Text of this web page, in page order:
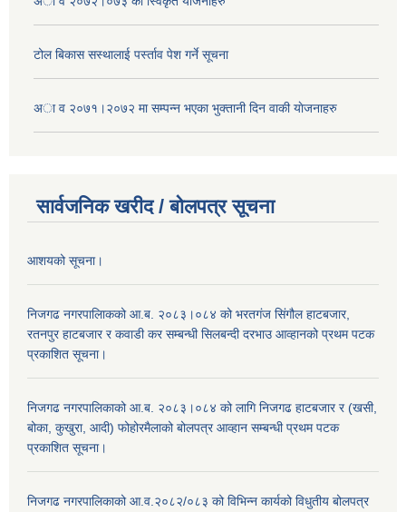
टोल बिकास स‌स्थालाई प‌र्स्ताव पेश गर्ने सूचना
अा‍ व २०७१।२०७२ मा सम्पन्न भएका भुक्तानी दिन वा‌की याेजनाहरु
सार्वजनिक खरीद / बोलपत्र सूचना
आशयको सूचना।
निजगढ नगरपालिाकको आ.ब. २०८३।०८४ को भरतगंज सिंगौल हाटबजार,
रतनपुर हाटबजार र कवाडी कर सम्बन्धी सिलबन्दी दरभाउ आव्हानको प्रथम पटक
प्रकाशित सूचना।
निजगढ नगरपालिकाको आ.ब. २०८३।०८४ को लागि निजगढ हाटबजार र (खसी,
बोका, कुखुरा, आदी) फोहोरमैलाको बोलपत्र आव्हान सम्बन्धी प्रथम पटक
प्रकाशित सूचना।
निजगढ नगरपालिकाको आ.व.२०८२/०८३ को विभिन्न कार्यको विधुतीय बोलपत्र